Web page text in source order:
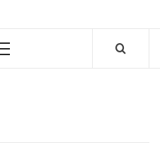
Primary